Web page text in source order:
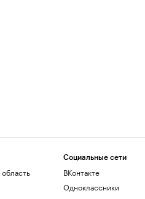
Социальные сети
ВКонтакте
Одноклассники